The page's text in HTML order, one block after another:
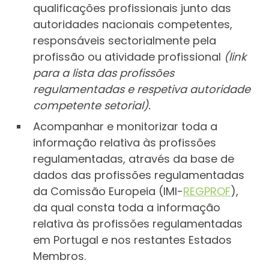
qualificações profissionais junto das
autoridades nacionais competentes,
responsáveis sectorialmente pela
profissão ou atividade profissional (link
para a lista das profissões
regulamentadas e respetiva autoridade
competente setorial).
Acompanhar e monitorizar toda a
informação relativa às profissões
regulamentadas, através da base de
dados das profissões regulamentadas
da Comissão Europeia (IMI-REGPROF),
da qual consta toda a informação
relativa às profissões regulamentadas
em Portugal e nos restantes Estados
Membros.